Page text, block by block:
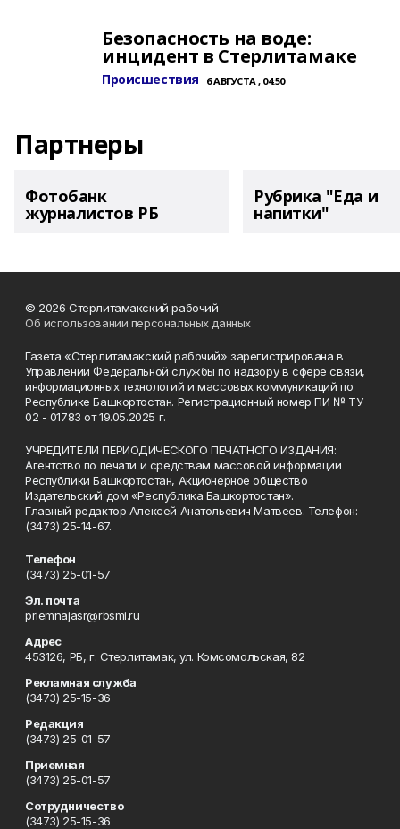
Безопасность на воде:
инцидент в Стерлитамаке
Происшествия 6 АВГУСТА , 04:50
Партнеры
Фотобанк
журналистов РБ
Рубрика "Еда и
напитки"
© 2026 Стерлитамакский рабочий
Об использовании персональных данных
Газета «Стерлитамакский рабочий» зарегистрирована в
Управлении Федеральной службы по надзору в сфере связи,
информационных технологий и массовых коммуникаций по
Республике Башкортостан. Регистрационный номер ПИ № ТУ
02 - 01783 от 19.05.2025 г.
УЧРЕДИТЕЛИ ПЕРИОДИЧЕСКОГО ПЕЧАТНОГО ИЗДАНИЯ:
Агентство по печати и средствам массовой информации
Республики Башкортостан, Акционерное общество
Издательский дом «Республика Башкортостан».
Главный редактор Алексей Анатольевич Матвеев. Телефон:
(3473) 25-14-67.
Телефон
(3473) 25-01-57
Эл. почта
priemnajasr@rbsmi.ru
Адрес
453126, РБ, г. Стерлитамак, ул. Комсомольская, 82
Рекламная служба
(3473) 25-15-36
Редакция
(3473) 25-01-57
Приемная
(3473) 25-01-57
Сотрудничество
(3473) 25-15-36